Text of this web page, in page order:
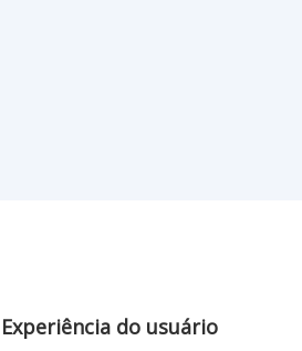
Experiência do usuário